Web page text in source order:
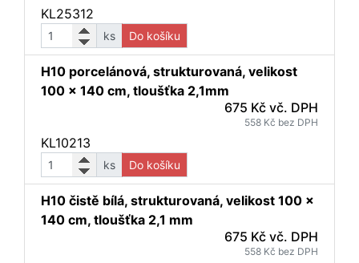
KL25312
ks Do košíku
H10 porcelánová, strukturovaná, velikost
100 x 140 cm, tloušťka 2,1mm
675 Kč vč. DPH
558 Kč bez DPH
KL10213
ks Do košíku
H10 čistě bílá, strukturovaná, velikost 100 x
140 cm, tloušťka 2,1 mm
675 Kč vč. DPH
558 Kč bez DPH